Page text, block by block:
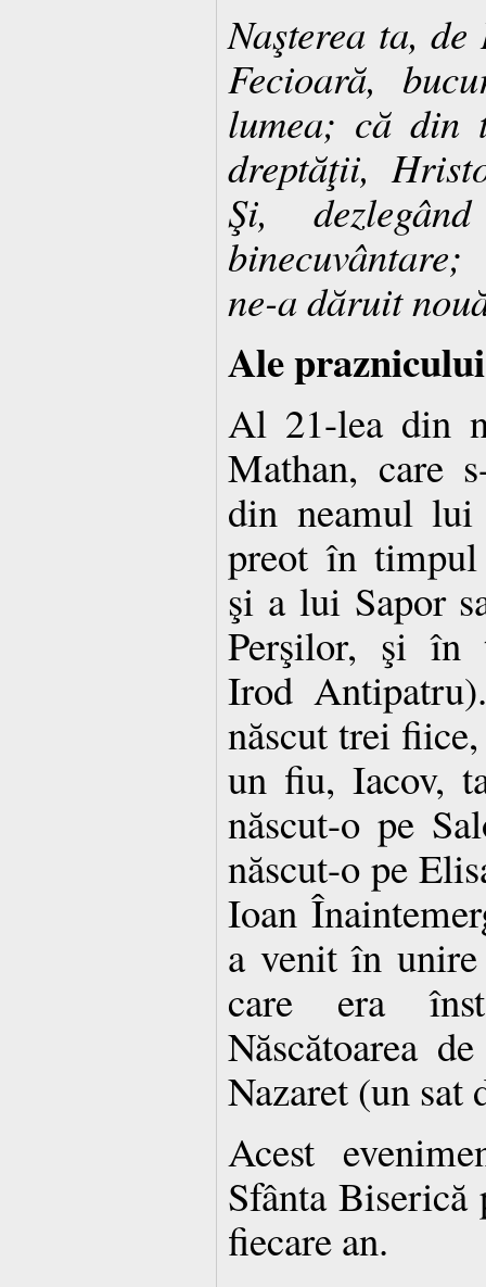
Naşterea ta, de
Fecioară,
lumea; că din
dreptăţii,
Şi,
ne-a dăruit
Ale praznicului
Al 21-lea din
Mathan, care
din neamul
preot în
şi a lui Sapor
Perşilor, şi în
Irod
născut trei
un fiu, Iacov,
născut-o pe
născut-o pe
Ioan
a venit în
care era
Născătoarea
Nazaret (un sat
Acest
Sfânta Biserică
fiecare an.